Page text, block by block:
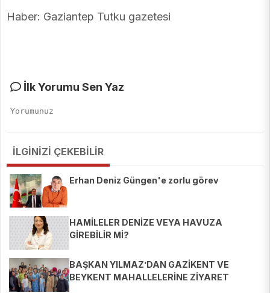
Haber: Gaziantep Tutku gazetesi
İlk Yorumu Sen Yaz
İLGİNİZİ ÇEKEBİLİR
Erhan Deniz Güngen'e zorlu görev
HAMİLELER DENİZE VEYA HAVUZA
GİREBİLİR Mİ?
BAŞKAN YILMAZ’DAN GAZİKENT VE
BEYKENT MAHALLELERİNE ZİYARET